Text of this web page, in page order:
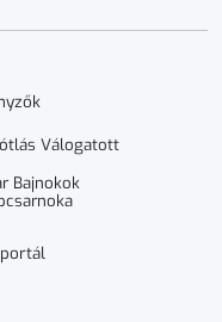
Válogatott
Bajnokok